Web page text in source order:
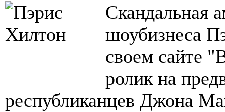
Скандальная
шоубизнеса
своем сайте
ролик на
республиканцев Джона